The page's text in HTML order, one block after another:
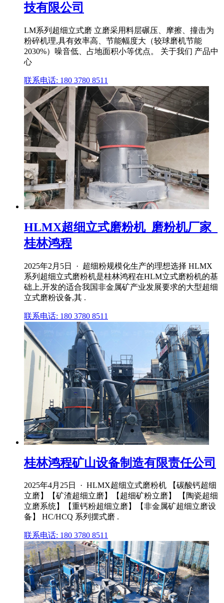
技有限公司
LM系列超细立式磨 立磨采用料层碾压、摩擦、撞击为
粉碎机理,具有效率高、节能幅度大（较球磨机节能
2030%）噪音低、占地面积小等优点。 关于我们 产品中
心
联系电话: 180 3780 8511
HLMX超细立式磨粉机_磨粉机厂家_
桂林鸿程
2025年2月5日 · 超细粉规模化生产的理想选择 HLMX
系列超细立式磨粉机是桂林鸿程在HLM立式磨粉机的基
础上,开发的适合我国非金属矿产业发展要求的大型超细
立式磨粉设备,其 .
联系电话: 180 3780 8511
桂林鸿程矿山设备制造有限责任公司
2025年4月25日 · HLMX超细立式磨粉机 【碳酸钙超细
立磨】【矿渣超细立磨】【超细矿粉立磨】 【陶瓷超细
立磨系统】【重钙粉超细立磨】【非金属矿超细立磨设
备】 HC/HCQ 系列摆式磨 .
联系电话: 180 3780 8511